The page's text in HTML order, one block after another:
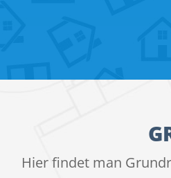
Hier findet man